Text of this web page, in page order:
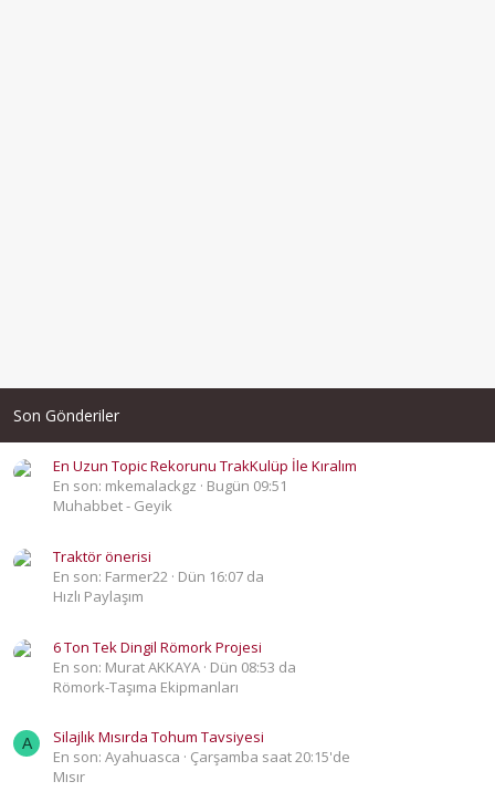
Son Gönderiler
En Uzun Topic Rekorunu TrakKulüp İle Kıralım
En son: mkemalackgz
Bugün 09:51
Muhabbet - Geyik
Traktör önerisi
En son: Farmer22 Dün 16:07 da
Hızlı Paylaşım
6 Ton Tek Dingil Römork Projesi
En son: Murat AKKAYA Dün 08:53 da
Römork-Taşıma Ekipmanları
A
Silajlık Mısırda Tohum Tavsiyesi
En son: Ayahuasca
Çarşamba saat 20:15'de
Mısır